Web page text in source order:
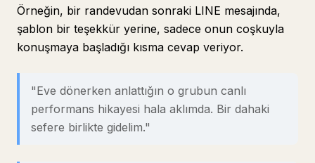
Örneğin, bir randevudan sonraki LINE mesajında,
şablon bir teşekkür yerine, sadece onun coşkuyla
konuşmaya başladığı kısma cevap veriyor.
"Eve dönerken anlattığın o grubun canlı
performans hikayesi hala aklımda. Bir dahaki
sefere birlikte gidelim."